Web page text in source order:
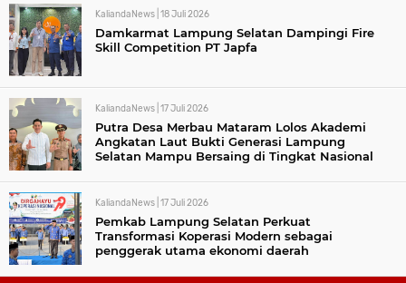
KaliandaNews | 18 Juli 2026
Damkarmat Lampung Selatan Dampingi Fire
Skill Competition PT Japfa
KaliandaNews | 17 Juli 2026
Putra Desa Merbau Mataram Lolos Akademi
Angkatan Laut Bukti Generasi Lampung
Selatan Mampu Bersaing di Tingkat Nasional
KaliandaNews | 17 Juli 2026
Pemkab Lampung Selatan Perkuat
Transformasi Koperasi Modern sebagai
penggerak utama ekonomi daerah